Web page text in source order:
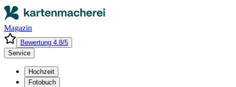
Magazin
Bewertung 4.8/5
Service
Hochzeit
Fotobuch